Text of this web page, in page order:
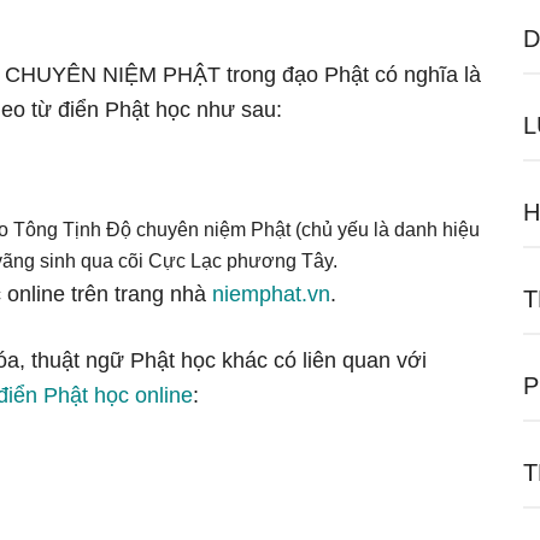
NIỆM PHẬT trong đạo Phật có nghĩa là
từ điển Phật học như sau:
Tịnh Độ chuyên niệm Phật (chủ yếu là danh hiệu
sinh qua cõi Cực Lạc phương Tây.
trên trang nhà niemphat.vn.
thuật ngữ Phật học khác có liên quan với
Phật học online: